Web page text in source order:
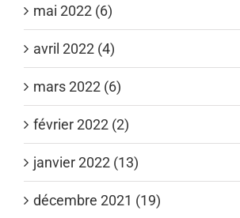
mai 2022 (6)
avril 2022 (4)
mars 2022 (6)
février 2022 (2)
janvier 2022 (13)
décembre 2021 (19)